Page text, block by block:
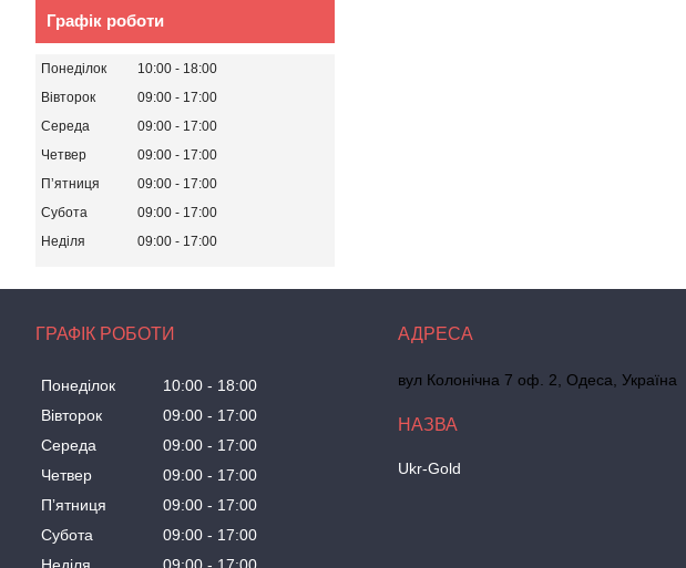
Графік роботи
Понеділок 10:00
18:00
Вівторок
09:00
17:00
Середа
09:00
17:00
Четвер
09:00
17:00
Пʼятниця
09:00
17:00
Субота
09:00
17:00
Неділя
09:00 17:00
ГРАФІК РОБОТИ
Понеділок 10:00
18:00
Вівторок
09:00
17:00
Середа
09:00
17:00
Четвер
09:00
17:00
Пʼятниця
09:00
17:00
Субота
09:00
17:00
Неділя
09:00 17:00
вул Колонічна 7 оф. 2, Одеса, Україна
Ukr-Gold